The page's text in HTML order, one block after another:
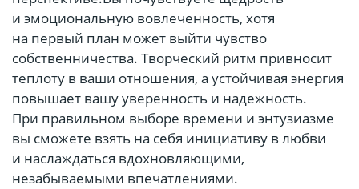
и эмоциональную вовлеченность, хотя
на первый план может выйти чувство
собственничества. Творческий ритм привносит
теплоту в ваши отношения, а устойчивая энергия
повышает вашу уверенность и надежность.
При правильном выборе времени и энтузиазме
вы сможете взять на себя инициативу в любви
и наслаждаться вдохновляющими,
незабываемыми впечатлениями.